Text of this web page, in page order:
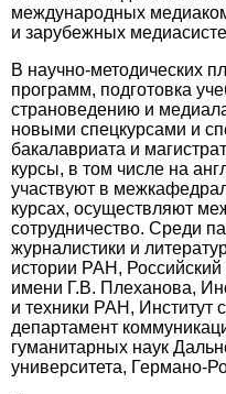
международных
и зарубежных
В научно-методических
программ, подготовка
страноведению и
новыми спецкурсами и
бакалавриата и
курсы, в том числе на
участвуют в
курсах, осуществляют
сотрудничество. Среди
журналистики и
истории РАН, Российский
имени Г.В. Плеханова,
и техники РАН, Институт
департамент
гуманитарных наук
университета, Германо-